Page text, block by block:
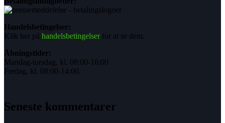
Handelsbetingelser:
Klik her på handelsbetingelserfor at se dem.
Åbningstider:
Mandag-torsdag, kl. 08:00-16:00
Fredag, kl. 08:00-14:00.
Seneste kommentarer